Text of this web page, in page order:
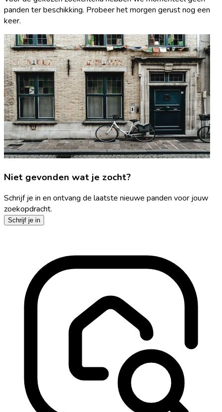
panden ter beschikking. Probeer het morgen gerust nog een
keer.
Niet gevonden wat je zocht?
Schrijf je in en ontvang de laatste nieuwe panden voor jouw
zoekopdracht.
Schrijf je in